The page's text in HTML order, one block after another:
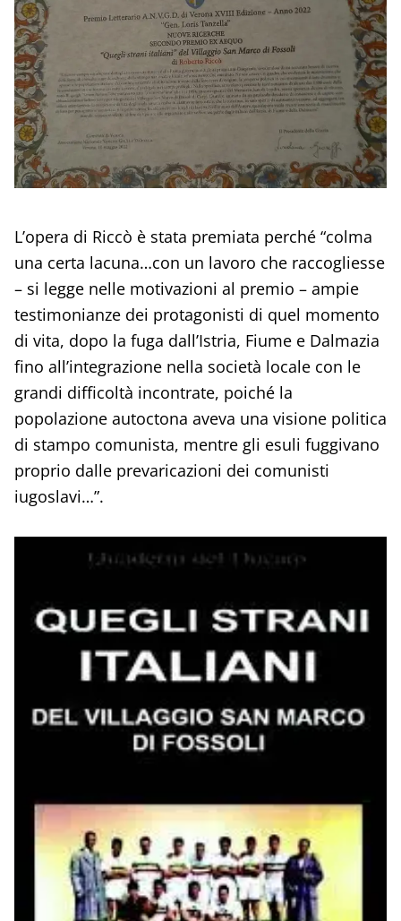
L’opera di Riccò è stata premiata perché “colma
una certa lacuna…con un lavoro che raccogliesse
– si legge nelle motivazioni al premio – ampie
testimonianze dei protagonisti di quel momento
di vita, dopo la fuga dall’Istria, Fiume e Dalmazia
fino all’integrazione nella società locale con le
grandi difficoltà incontrate, poiché la
popolazione autoctona aveva una visione politica
di stampo comunista, mentre gli esuli fuggivano
proprio dalle prevaricazioni dei comunisti
iugoslavi…”.